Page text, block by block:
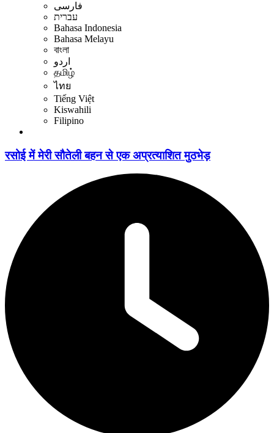
فارسی
עברית
Bahasa Indonesia
Bahasa Melayu
বাংলা
اردو
தமிழ்
ไทย
Tiếng Việt
Kiswahili
Filipino
रसोई में मेरी सौतेली बहन से एक अप्रत्याशित मुठभेड़